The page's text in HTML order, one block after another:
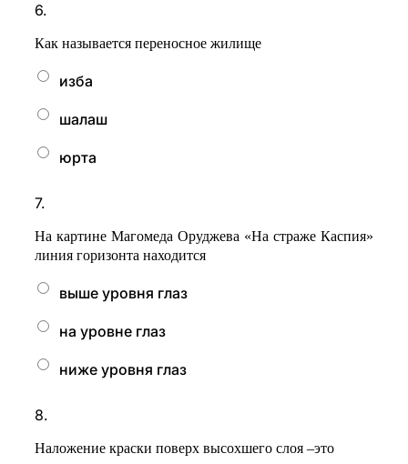
6.
Как называется переносное жилище
изба
шалаш
юрта
7.
На картине Магомеда Оруджева «На страже Каспия»
линия горизонта находится
выше уровня глаз
на уровне глаз
ниже уровня глаз
8.
Наложение краски поверх высохшего слоя –это